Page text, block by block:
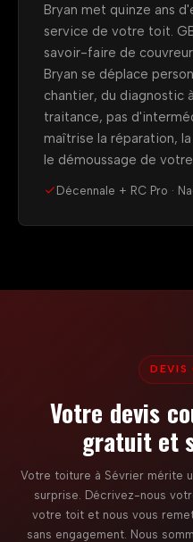
Bryan met quinze ans
service de votre toit.
savoir-faire de
Bryan se déplace
chantier, du diagnostic
traitance, pas
maîtrise la réparation,
le démoussage de
Décennale + RC Pro ·
DEVIS
Votre devis
gratuit et
Votre toiture à Sévrier mérite
surprise. Décrivez-nous
votre toit et nous vous
sans engagement. Nous